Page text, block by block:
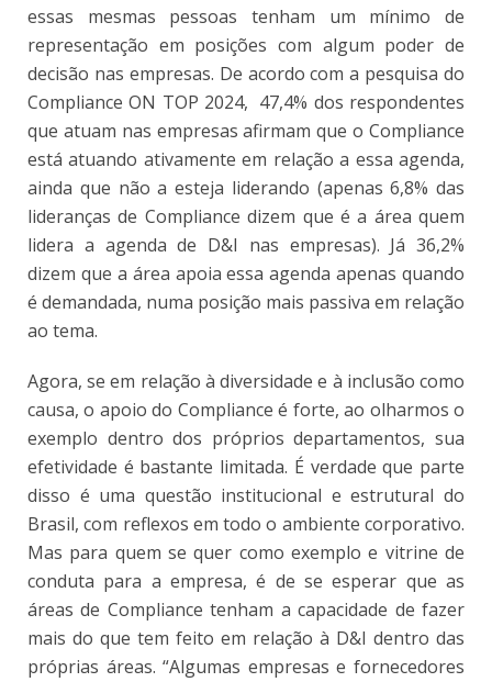
essas mesmas pessoas tenham um mínimo de
representação em posições com algum poder de
decisão nas empresas. De acordo com a pesquisa do
Compliance ON TOP 2024, 47,4% dos respondentes
que atuam nas empresas afirmam que o Compliance
está atuando ativamente em relação a essa agenda,
ainda que não a esteja liderando (apenas 6,8% das
lideranças de Compliance dizem que é a área quem
lidera a agenda de D&I nas empresas). Já 36,2%
dizem que a área apoia essa agenda apenas quando
é demandada, numa posição mais passiva em relação
ao tema.
Agora, se em relação à diversidade e à inclusão como
causa, o apoio do Compliance é forte, ao olharmos o
exemplo dentro dos próprios departamentos, sua
efetividade é bastante limitada. É verdade que parte
disso é uma questão institucional e estrutural do
Brasil, com reflexos em todo o ambiente corporativo.
Mas para quem se quer como exemplo e vitrine de
conduta para a empresa, é de se esperar que as
áreas de Compliance tenham a capacidade de fazer
mais do que tem feito em relação à D&I dentro das
próprias áreas. “Algumas empresas e fornecedores